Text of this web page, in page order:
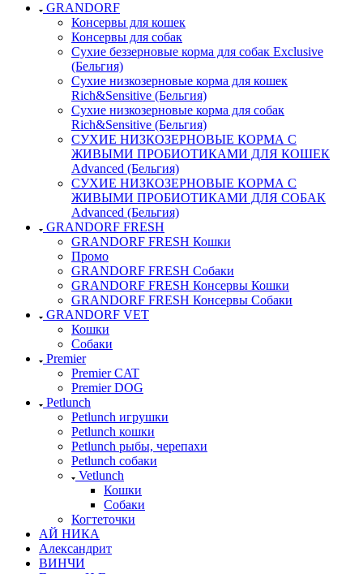
GRANDORF
Консервы для кошек
Консервы для собак
Сухие беззерновые корма для собак Exclusive
(Бельгия)
Сухие низкозерновые корма для кошек
Rich&Sensitive (Бельгия)
Сухие низкозерновые корма для собак
Rich&Sensitive (Бельгия)
СУХИЕ НИЗКОЗЕРНОВЫЕ КОРМА С
ЖИВЫМИ ПРОБИОТИКАМИ ДЛЯ КОШЕК
Advanced (Бельгия)
СУХИЕ НИЗКОЗЕРНОВЫЕ КОРМА С
ЖИВЫМИ ПРОБИОТИКАМИ ДЛЯ СОБАК
Advanced (Бельгия)
GRANDORF FRESH
GRANDORF FRESH Кошки
Промо
GRANDORF FRESH Собаки
GRANDORF FRESH Консервы Кошки
GRANDORF FRESH Консервы Собаки
GRANDORF VET
Кошки
Собаки
Premier
Premier CAT
Premier DOG
Petlunch
Petlunch игрушки
Petlunch кошки
Petlunch рыбы, черепахи
Petlunch собаки
Vetlunch
Кошки
Собаки
Когтеточки
АЙ НИКА
Александрит
ВИНЧИ